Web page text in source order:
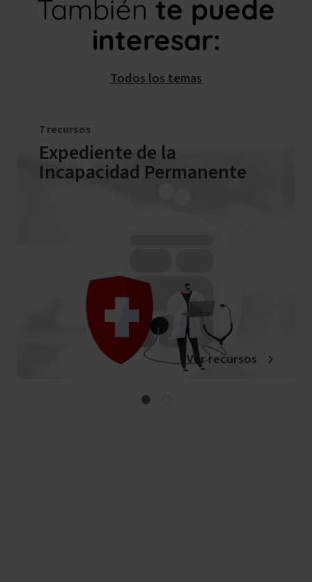
También te puede
interesar:
Todos los temas
7 recursos
Expediente de la
Incapacidad Permanente
Ver recursos